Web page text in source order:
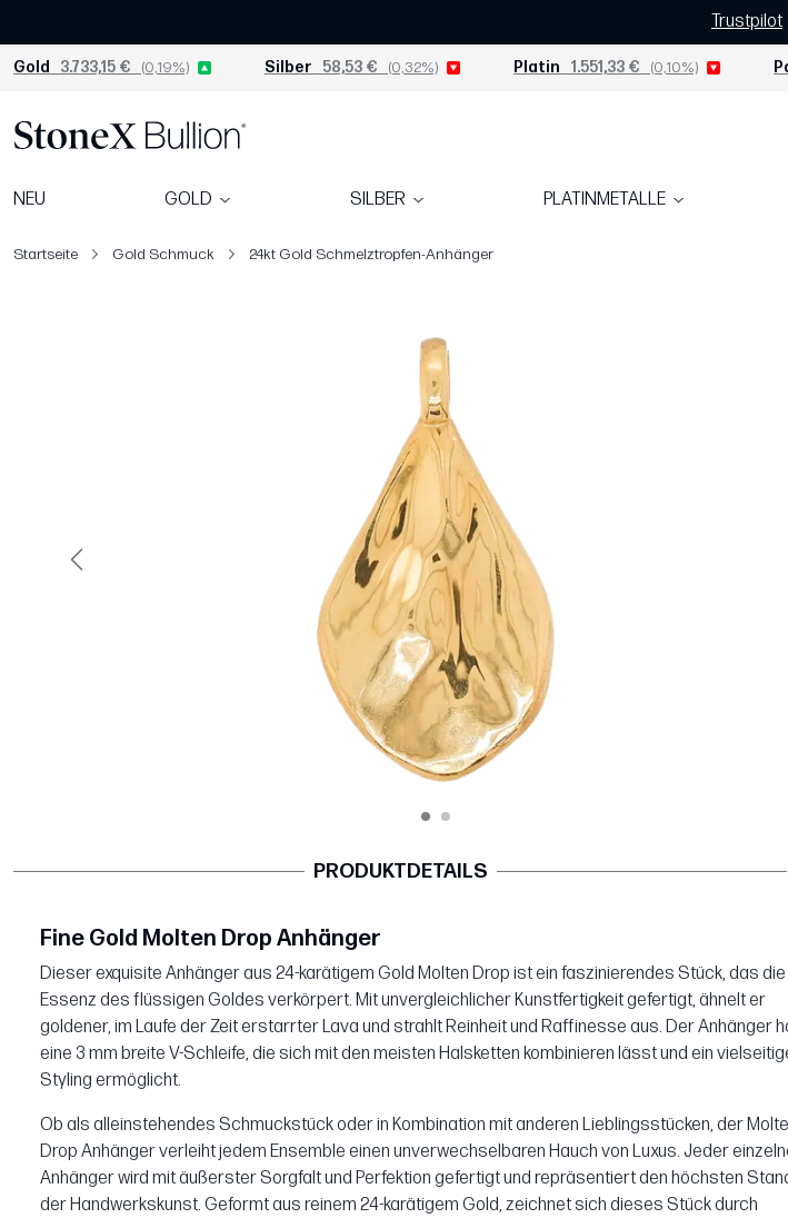
Trustpilot
Gold 3.733,15 € (0,19%) Silber 58,53 € (0,32%) Platin 1.551,33 € (0,10%)
NEU GOLD SILBER PLATINMETALLE
Startseite Gold Schmuck 24kt Gold Schmelztropfen-Anhänger
Vorige
PRODUKTDETAILS
Fine Gold Molten Drop Anhänger
Dieser exquisite Anhänger aus 24-karätigem Gold Molten Drop ist ein faszinierendes Stück, das die
Essenz des flüssigen Goldes verkörpert. Mit unvergleichlicher Kunstfertigkeit gefertigt, ähnelt er
goldener, im Laufe der Zeit erstarrter Lava und strahlt Reinheit und Raffinesse aus. Der Anhänger
eine 3 mm breite V-Schleife, die sich mit den meisten Halsketten kombinieren lässt und ein
Styling ermöglicht.
Ob als alleinstehendes Schmuckstück oder in Kombination mit anderen Lieblingsstücken, der
Drop Anhänger verleiht jedem Ensemble einen unverwechselbaren Hauch von Luxus. Jeder
Anhänger wird mit äußerster Sorgfalt und Perfektion gefertigt und repräsentiert den höchsten
der Handwerkskunst. Geformt aus reinem 24-karätigem Gold, zeichnet sich dieses Stück durch